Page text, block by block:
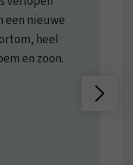
een nieuwe
heel
en zoon.